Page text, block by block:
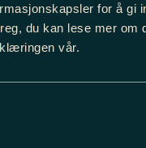
for å gi
du kan lese mer om
vår.
SWITCH